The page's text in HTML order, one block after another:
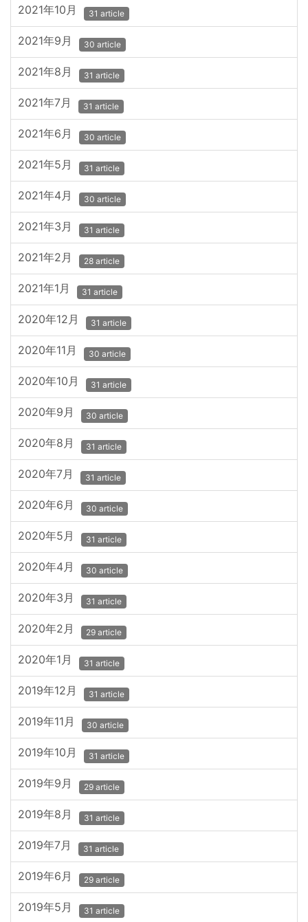
2021年10月 31 article
2021年9月 30 article
2021年8月 31 article
2021年7月 31 article
2021年6月 30 article
2021年5月 31 article
2021年4月 30 article
2021年3月 31 article
2021年2月 28 article
2021年1月 31 article
2020年12月 31 article
2020年11月 30 article
2020年10月 31 article
2020年9月 30 article
2020年8月 31 article
2020年7月 31 article
2020年6月 30 article
2020年5月 31 article
2020年4月 30 article
2020年3月 31 article
2020年2月 29 article
2020年1月 31 article
2019年12月 31 article
2019年11月 30 article
2019年10月 31 article
2019年9月 29 article
2019年8月 31 article
2019年7月 31 article
2019年6月 29 article
2019年5月 31 article